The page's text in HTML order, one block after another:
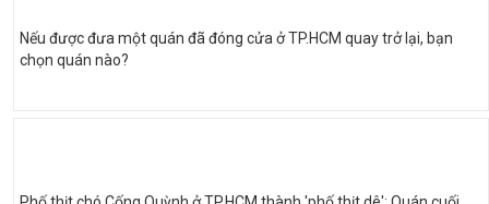
Nếu được đưa một quán đã đóng cửa ở TP.HCM quay trở lại, bạn
chọn quán nào?